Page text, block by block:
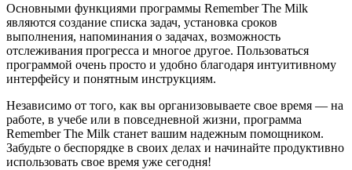
Основными функциями программы Remember The Milk
являются создание списка задач, установка сроков
выполнения, напоминания о задачах, возможность
отслеживания прогресса и многое другое. Пользоваться
программой очень просто и удобно благодаря интуитивному
интерфейсу и понятным инструкциям.
Независимо от того, как вы организовываете свое время — на
работе, в учебе или в повседневной жизни, программа
Remember The Milk станет вашим надежным помощником.
Забудьте о беспорядке в своих делах и начинайте продуктивно
использовать свое время уже сегодня!